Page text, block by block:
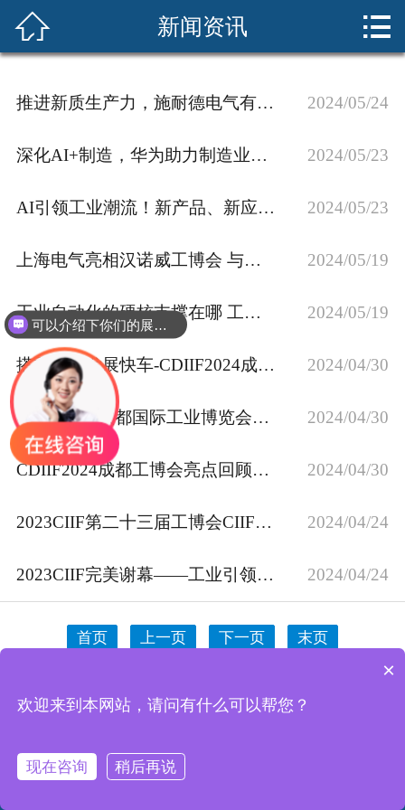
新闻资讯
sciif华南展
cdiif成都展
现场回顾
 新闻资讯 
推进新质生产力，施耐德电气有创新“3+1” 2024/05/24
深化AI+制造，华为助力制造业数智化转型跑出加速度 2024/05/23
AI引领工业潮流！新产品、新应用集中亮相2024汉诺威工业博 2024/05/23
上海电气亮相汉诺威工博会 与世界共享高质量发展 2024/05/19
工业自动化的硬核支撑在哪 工控领域创新方案的“百花齐放” 2024/05/19
搭乘四川发展快车-CDIIF2024成都国际工业博览会开幕， 2024/04/30
CDIIF2024成都国际工业博览会在蓉开幕—近600家企业 2024/04/30
CDIIF2024成都工博会亮点回顾丨造物工场一站式硬件创新 2024/04/30
2023CIIF第二十三届工博会CIIF大奖揭晓，获奖名单来 2024/04/24
2023CIIF完美谢幕——工业引领，阿普奇E-Smart 2024/04/24
首页 上一页 下一页 末页
 
×
欢迎来到本网站，请问有什么可以帮您？
现在咨询 稍后再说